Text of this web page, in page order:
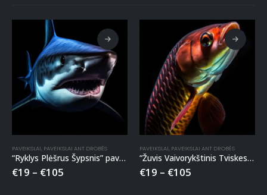
PAVEIKSLAI, PAVEIKSLAI ANT DROBĖS
“Ryklys Plėšrus Šypsnis” paveikslas ant drobės
€19 – €105
PAVEIKSLAI, PAVEIKSLAI ANT DROBĖS
“Žuvis Vaivorykštinis Tviskesys” paveikslas ant drobės
€19 – €105